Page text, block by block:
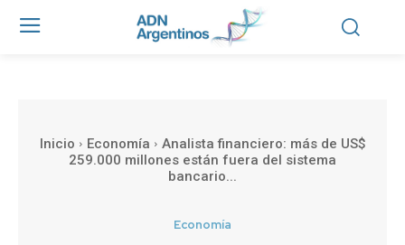
Inicio Economía
Analista financiero: más de US$
259.000 millones están fuera del sistema
bancario...
Economía